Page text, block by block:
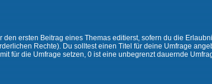
ersten Beitrag eines Themas editierst, sofern du die
Rechte). Du solltest einen Titel für deine Umfrage
für die Umfrage setzen, 0 ist eine unbegrenzt dauernde